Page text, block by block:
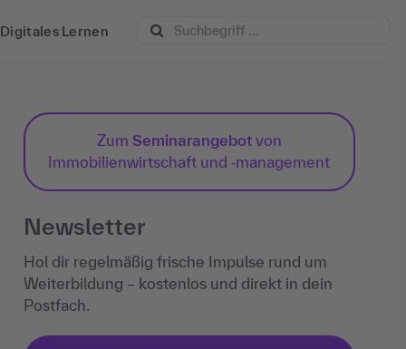
Digitales Lernen
Zum Seminarangebotvon
Immobilienwirtschaft und ‐management
Newsletter
Hol dir regelmäßig frische Impulse rund um
Weiterbildung – kostenlos und direkt in dein
Postfach.